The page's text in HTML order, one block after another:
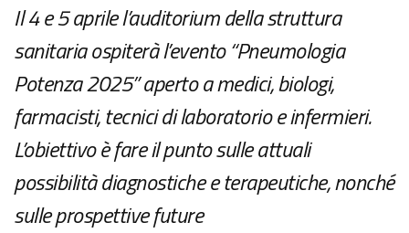
Il 4 e 5 aprile l’auditorium della struttura
sanitaria ospiterà l’evento “Pneumologia
Potenza 2025” aperto a medici, biologi,
farmacisti, tecnici di laboratorio e infermieri.
L’obiettivo è fare il punto sulle attuali
possibilità diagnostiche e terapeutiche, nonché
sulle prospettive future